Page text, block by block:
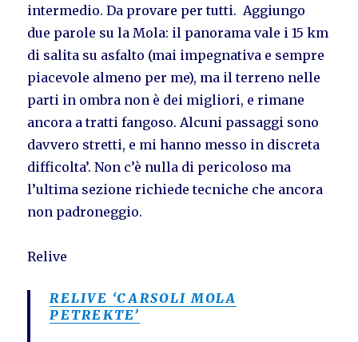
intermedio. Da provare per tutti. Aggiungo
due parole su la Mola: il panorama vale i 15 km
di salita su asfalto (mai impegnativa e sempre
piacevole almeno per me), ma il terreno nelle
parti in ombra non è dei migliori, e rimane
ancora a tratti fangoso. Alcuni passaggi sono
davvero stretti, e mi hanno messo in discreta
difficolta’. Non c’è nulla di pericoloso ma
l’ultima sezione richiede tecniche che ancora
non padroneggio.
Relive
RELIVE ‘CARSOLI MOLA
PETREKTE’